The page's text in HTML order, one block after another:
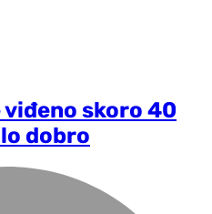
skoro 40
dobro